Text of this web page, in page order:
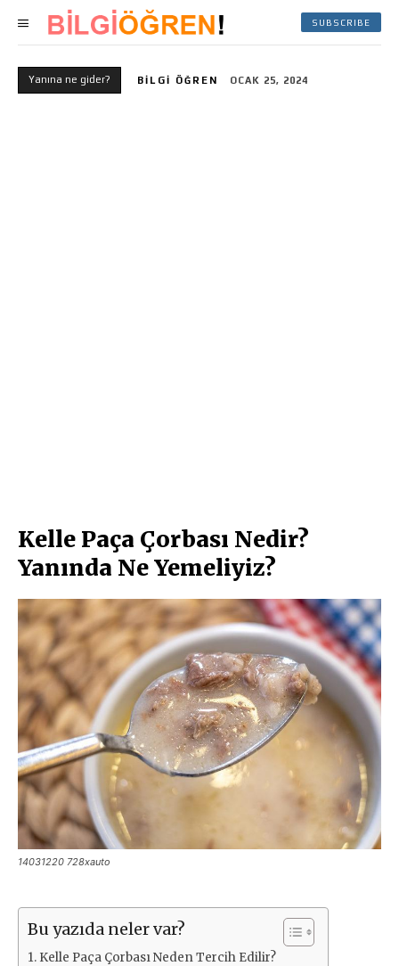
SUBSCRIBE
Yanına ne gider? BILGI ÖĞREN OCAK 25, 2024
Kelle Paça Çorbası Nedir?
Yanında Ne Yemeliyiz?
14031220 728xauto
Bu yazıda neler var?
Kelle Paça Çorbası Neden Tercih Edilir?